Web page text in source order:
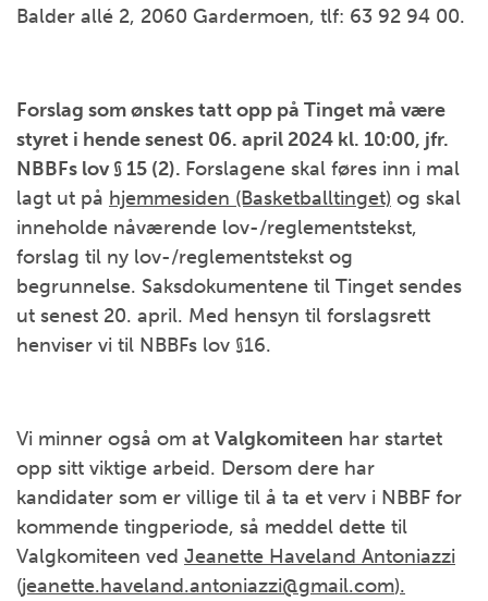
Balder allé 2, 2060 Gardermoen, tlf: 63 92 94 00.
Forslag som ønskes tatt opp på Tinget må være
styret i hende senest 06. april 2024 kl. 10:00, jfr.
NBBFs lov § 15 (2). Forslagene skal føres inn i mal
lagt ut på hjemmesiden (Basketballtinget) og skal
inneholde nåværende lov-/reglementstekst,
forslag til ny lov-/reglementstekst og
begrunnelse. Saksdokumentene til Tinget sendes
ut senest 20. april. Med hensyn til forslagsrett
henviser vi til NBBFs lov §16.
Vi minner også om at Valgkomiteen har startet
opp sitt viktige arbeid. Dersom dere har
kandidater som er villige til å ta et verv i NBBF for
kommende tingperiode, så meddel dette til
Valgkomiteen ved Jeanette Haveland Antoniazzi
(jeanette.haveland.antoniazzi@gmail.com).